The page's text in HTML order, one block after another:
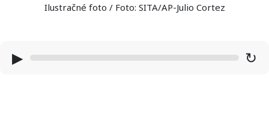
Ilustračné foto / Foto: SITA/AP-Julio Cortez
▶ ↻